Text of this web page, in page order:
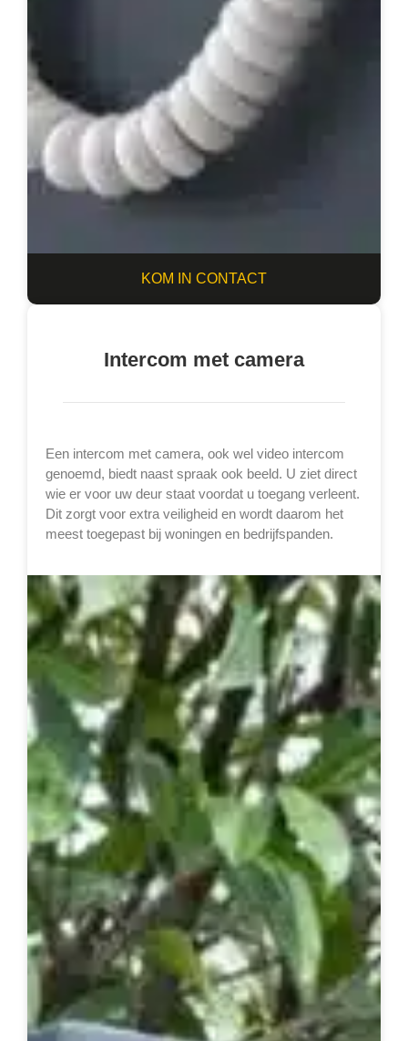
KOM IN CONTACT
Intercom met camera
Een intercom met camera, ook wel video intercom
genoemd, biedt naast spraak ook beeld. U ziet direct
wie er voor uw deur staat voordat u toegang verleent.
Dit zorgt voor extra veiligheid en wordt daarom het
meest toegepast bij woningen en bedrijfspanden.